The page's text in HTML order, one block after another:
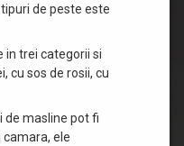
de peste este
in trei categorii si
cu sos de rosii, cu
de masline pot fi
ele